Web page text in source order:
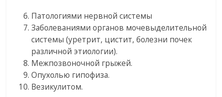
Патологиями нервной системы
Заболеваниями органов мочевыделительной
системы (уретрит, цистит, болезни почек
различной этиологии).
Межпозвоночной грыжей.
Опухолью гипофиза.
Везикулитом.